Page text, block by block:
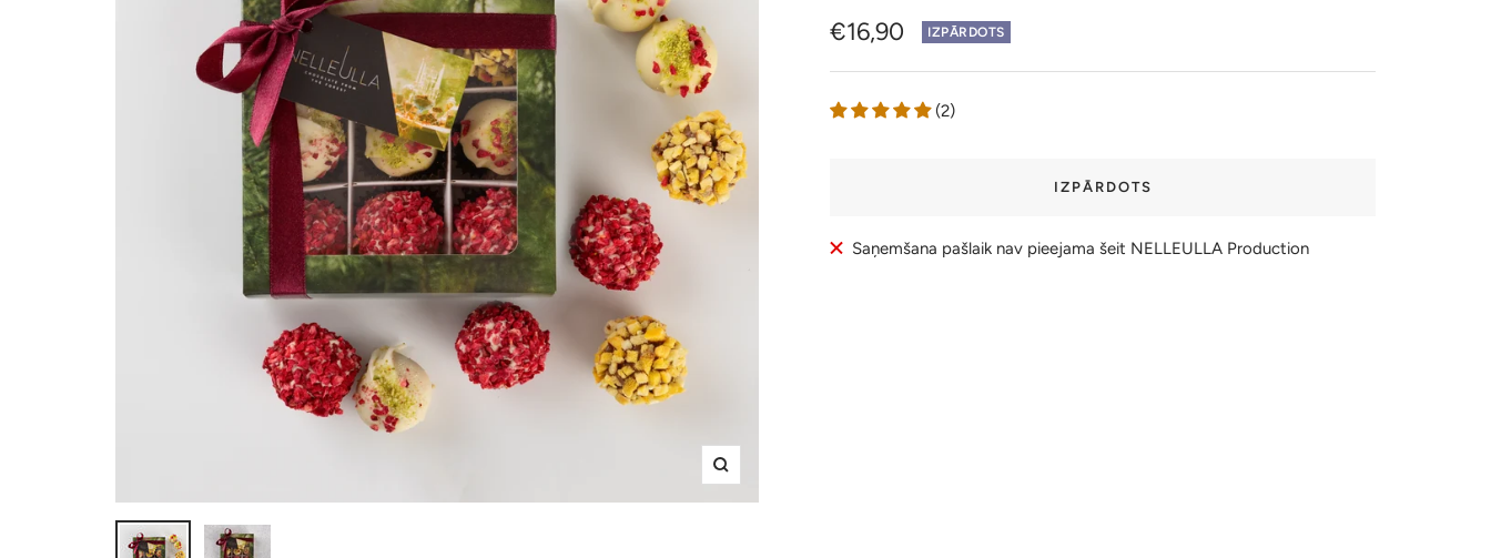
Tālummaiņa
Pārdošanas
cena
€16,90 IZPĀRDOTS
(2)
IZPĀRDOTS
Saņemšana pašlaik nav pieejama šeit NELLEULLA Production